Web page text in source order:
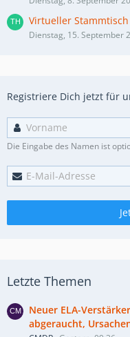
Virtueller
Dienstag, 15. September
Registriere Dich jetzt für
Die Eingabe des Namen ist
Letzte Themen
Neuer ELA-
abgeraucht,